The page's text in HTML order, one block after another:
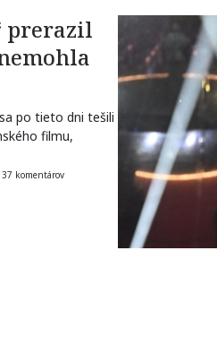
prerazil
po tieto dni tešili
filmu,
37 komentárov